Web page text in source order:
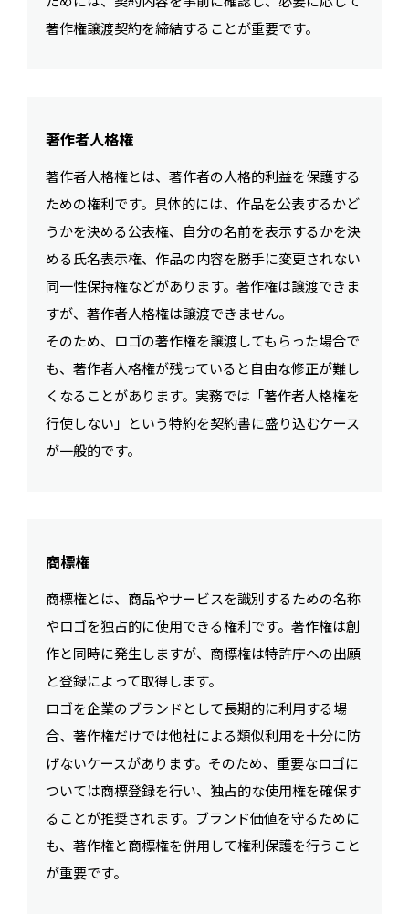
著作権譲渡契約を締結することが重要です。
著作者人格権
著作者人格権とは、著作者の人格的利益を保護する
ための権利です。具体的には、作品を公表するかど
うかを決める公表権、自分の名前を表示するかを決
める氏名表示権、作品の内容を勝手に変更されない
同一性保持権などがあります。著作権は譲渡できま
すが、著作者人格権は譲渡できません。
そのため、ロゴの著作権を譲渡してもらった場合で
も、著作者人格権が残っていると自由な修正が難し
くなることがあります。実務では「著作者人格権を
行使しない」という特約を契約書に盛り込むケース
が一般的です。
商標権
商標権とは、商品やサービスを識別するための名称
やロゴを独占的に使用できる権利です。著作権は創
作と同時に発生しますが、商標権は特許庁への出願
と登録によって取得します。
ロゴを企業のブランドとして長期的に利用する場
合、著作権だけでは他社による類似利用を十分に防
げないケースがあります。そのため、重要なロゴに
ついては商標登録を行い、独占的な使用権を確保す
ることが推奨されます。ブランド価値を守るために
も、著作権と商標権を併用して権利保護を行うこと
が重要です。